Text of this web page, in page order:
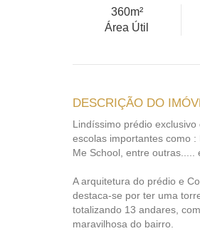
360m²
Área Útil
DESCRIÇÃO DO
Lindíssimo prédio
escolas importantes como :
Me School, entre outras.....
A arquitetura do prédio e
destaca-se por ter uma
totalizando 13 andares,
maravilhosa do bairro.